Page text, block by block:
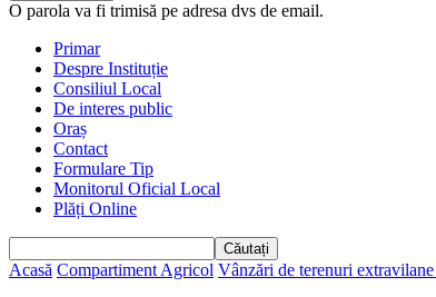
O parola va fi trimisă pe adresa dvs de email.
Primar
Despre Instituție
Consiliul Local
De interes public
Oraș
Contact
Formulare Tip
Monitorul Oficial Local
Plăți Online
Acasă Compartiment Agricol Vânzări de terenuri